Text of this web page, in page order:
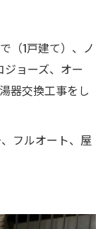
（1戸建て）、ノ
ジョーズ、オー
器交換工事をし
フルオート、屋